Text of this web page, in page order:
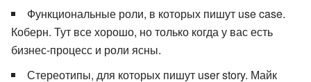
Функциональные роли, в которых пишут use case.
Коберн. Тут все хорошо, но только когда у вас есть
бизнес-процесс и роли ясны.
Стереотипы, для которых пишут user story. Майк